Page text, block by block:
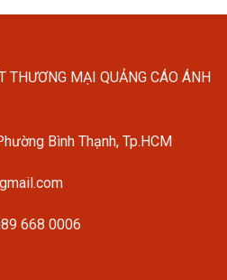
THƯƠNG MẠI QUẢNG CÁO ÁNH
Bình Thạnh, Tp.HCM
668 0006